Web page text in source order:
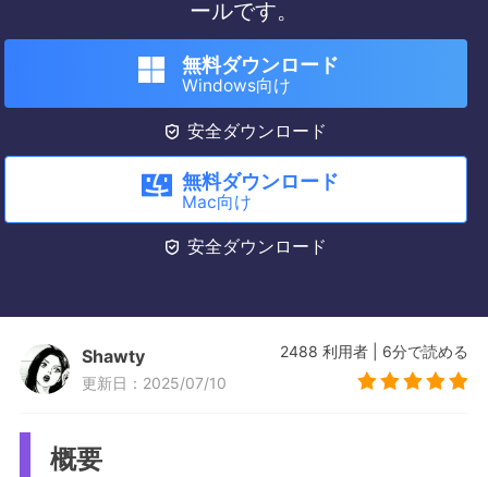
ールです。
無料ダウンロード
Windows向け
 安全ダウンロード
無料ダウンロード
Mac向け
 安全ダウンロード
Shawty
更新日：2025/07/10
2488 利用者 6分で読める
概要